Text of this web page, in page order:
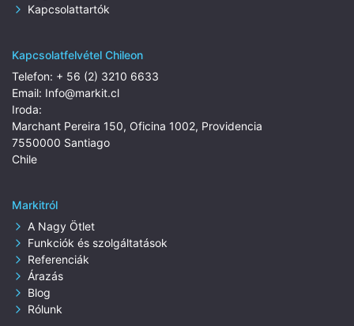
Kapcsolattartók
Kapcsolatfelvétel Chileon
Telefon: + 56 (2) 3210 6633
Email: Info@markit.cl
Iroda:
Marchant Pereira 150, Oficina 1002, Providencia
7550000 Santiago
Chile
Markitról
A Nagy Ötlet
Funkciók és szolgáltatások
Referenciák
Árazás
Blog
Rólunk